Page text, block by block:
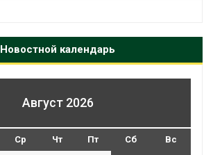
Новостной календарь
Август 2026
Ср Чт Пт Сб Вс